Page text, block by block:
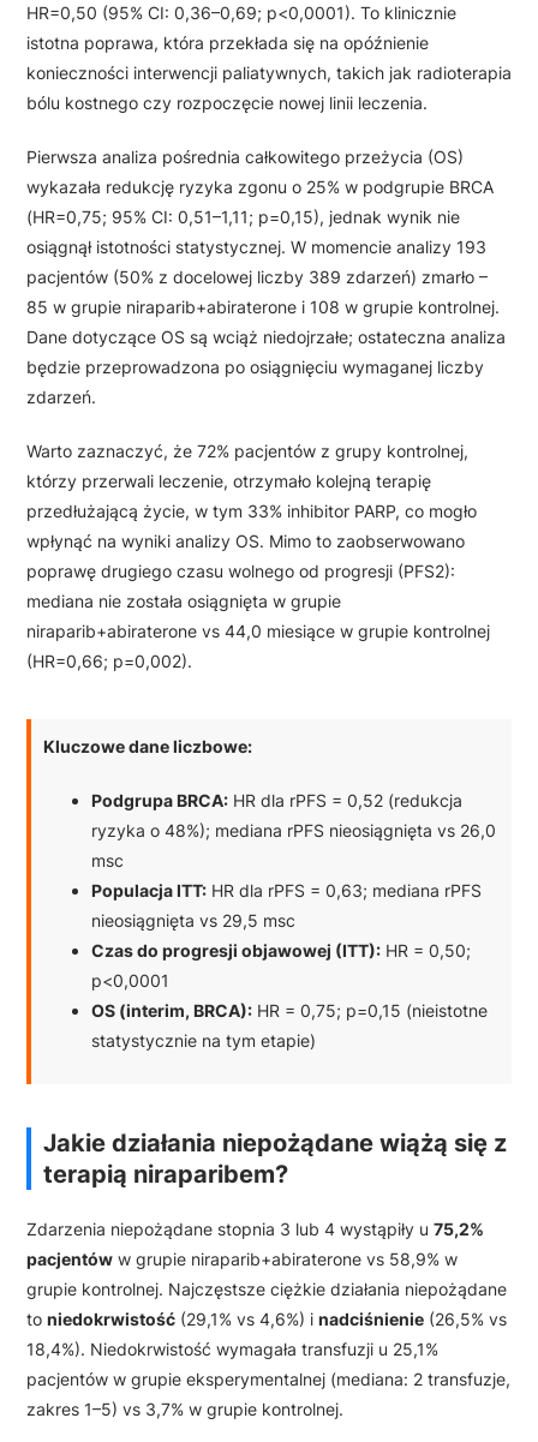
HR=0,50 (95% CI: 0,36–0,69; p<0,0001). To klinicznie
istotna poprawa, która przekłada się na opóźnienie
konieczności interwencji paliatywnych, takich jak radioterapia
bólu kostnego czy rozpoczęcie nowej linii leczenia.
Pierwsza analiza pośrednia całkowitego przeżycia (OS)
wykazała redukcję ryzyka zgonu o 25% w podgrupie BRCA
(HR=0,75; 95% CI: 0,51–1,11; p=0,15), jednak wynik nie
osiągnął istotności statystycznej. W momencie analizy 193
pacjentów (50% z docelowej liczby 389 zdarzeń) zmarło –
85 w grupie niraparib+abiraterone i 108 w grupie kontrolnej.
Dane dotyczące OS są wciąż niedojrzałe; ostateczna analiza
będzie przeprowadzona po osiągnięciu wymaganej liczby
zdarzeń.
Warto zaznaczyć, że 72% pacjentów z grupy kontrolnej,
którzy przerwali leczenie, otrzymało kolejną terapię
przedłużającą życie, w tym 33% inhibitor PARP, co mogło
wpłynąć na wyniki analizy OS. Mimo to zaobserwowano
poprawę drugiego czasu wolnego od progresji (PFS2):
mediana nie została osiągnięta w grupie
niraparib+abiraterone vs 44,0 miesiące w grupie kontrolnej
(HR=0,66; p=0,002).
Kluczowe dane liczbowe:
Podgrupa BRCA: HR dla rPFS = 0,52 (redukcja
ryzyka o 48%); mediana rPFS nieosiągnięta vs 26,0
msc
Populacja ITT: HR dla rPFS = 0,63; mediana rPFS
nieosiągnięta vs 29,5 msc
Czas do progresji objawowej (ITT): HR = 0,50;
p<0,0001
OS (interim, BRCA): HR = 0,75; p=0,15 (nieistotne
statystycznie na tym etapie)
Jakie działania niepożądane wiążą się z
terapią niraparibem?
Zdarzenia niepożądane stopnia 3 lub 4 wystąpiły u 75,2%
pacjentów w grupie niraparib+abiraterone vs 58,9% w
grupie kontrolnej. Najczęstsze ciężkie działania niepożądane
to niedokrwistość (29,1% vs 4,6%) i nadciśnienie (26,5% vs
18,4%). Niedokrwistość wymagała transfuzji u 25,1%
pacjentów w grupie eksperymentalnej (mediana: 2 transfuzje,
zakres 1–5) vs 3,7% w grupie kontrolnej.